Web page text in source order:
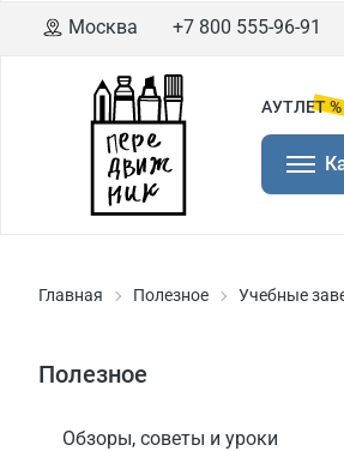
Москва +7 800 555-96-91
АУТЛЕТ %
Главная Полезное Учебные
Полезное
Обзоры, советы и уроки